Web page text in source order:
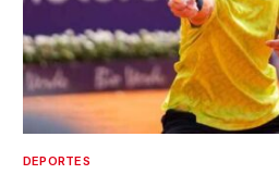
DEPORTES